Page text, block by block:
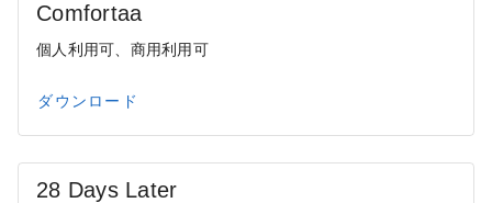
Comfortaa
個人利用可、商用利用可
ダウンロード
28 Days Later